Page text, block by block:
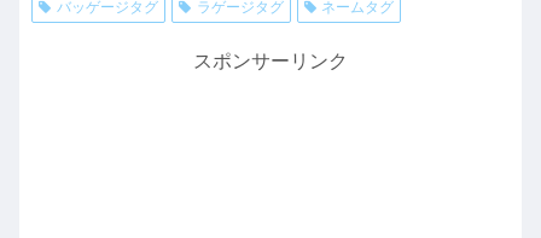
バッゲージタグ
ラゲージタグ ネームタグ
スポンサーリンク